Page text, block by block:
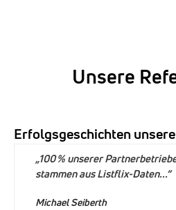
Unsere
Erfolgsgeschichten
„100 % unserer
stammen aus Listflix-Daten...“
Michael Seiberth